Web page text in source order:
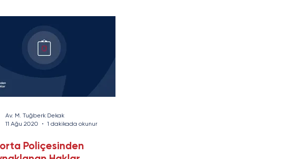
Av. M. Tuğberk Dekak
11 Ağu 2020
1 dakikada okunur
Poliçesinden